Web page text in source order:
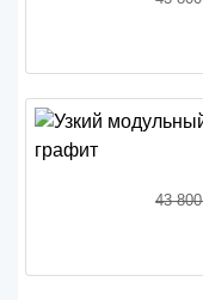
43